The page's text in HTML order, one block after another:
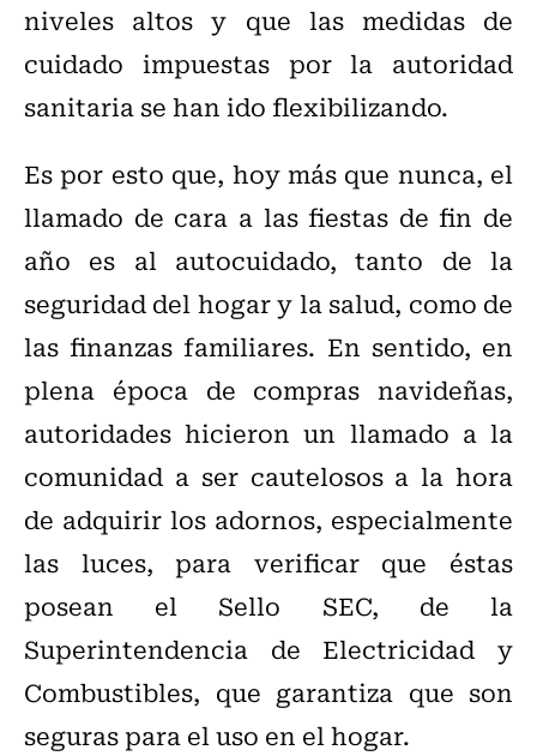
niveles altos y que las medidas de
cuidado impuestas por la autoridad
sanitaria se han ido flexibilizando.
Es por esto que, hoy más que nunca, el
llamado de cara a las fiestas de fin de
año es al autocuidado, tanto de la
seguridad del hogar y la salud, como de
las finanzas familiares. En sentido, en
plena época de compras navideñas,
autoridades hicieron un llamado a la
comunidad a ser cautelosos a la hora
de adquirir los adornos, especialmente
las luces, para verificar que éstas
posean el Sello SEC, de la
Superintendencia de Electricidad y
Combustibles, que garantiza que son
seguras para el uso en el hogar.